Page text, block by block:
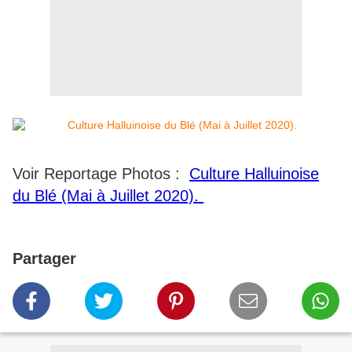
Voir Reportage Photos : Culture Halluinoise
du Blé (Mai à Juillet 2020).
Partager